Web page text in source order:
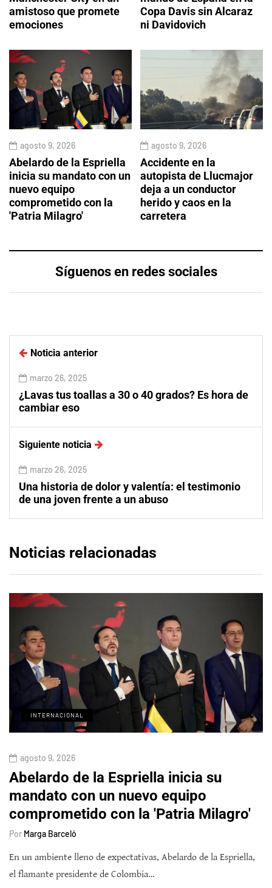
amistoso que promete
emociones
Copa Davis sin Alcaraz
ni Davidovich
agosto 9, 2026
Abelardo de la Espriella
inicia su mandato con un
nuevo equipo
comprometido con la
'Patria Milagro'
agosto 9, 2026
Accidente en la
autopista de Llucmajor
deja a un conductor
herido y caos en la
carretera
Síguenos en redes sociales
Noticia anterior
marzo 26, 2025
¿Lavas tus toallas a 30 o 40 grados? Es hora de
cambiar eso
Siguiente noticia
marzo 26, 2025
Una historia de dolor y valentía: el testimonio
de una joven frente a un abuso
Noticias relacionadas
INTERNACIONAL
agosto 9, 2026
Abelardo de la Espriella inicia su
mandato con un nuevo equipo
comprometido con la 'Patria Milagro'
Por Marga Barceló
En un ambiente lleno de expectativas, Abelardo de la Espriella,
el flamante presidente de Colombia…